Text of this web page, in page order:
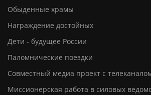
Обыденные храмы
Награждение достойных
Дети - будущее России
Паломнические поездки
Совместный медиа проект с
Миссионерская работа в силовых